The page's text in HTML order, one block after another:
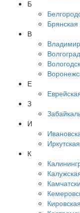
Б
Брянская
В
Е
З
И
К